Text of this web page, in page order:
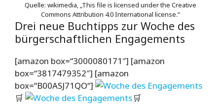
Quelle: wikimedia, „This file is licensed under the Creative
Commons Attribution 4.0 International license.“
Drei neue Buchtipps zur Woche des
bürgerschaftlichen Engagements
[amazon box=“3000080171″] [amazon
box=“3817479352″] [amazon
box=“B00ASJ71QO“]
🛒
🛒